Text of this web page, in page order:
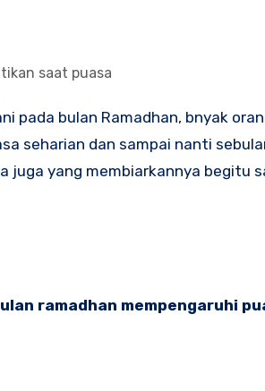
saat puasa
seharian dan sampai nanti
yang membiarkannya begitu
ramadhan mempengaruhi